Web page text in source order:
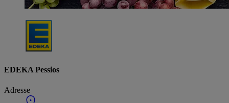
EDEKA Pessios
Adresse